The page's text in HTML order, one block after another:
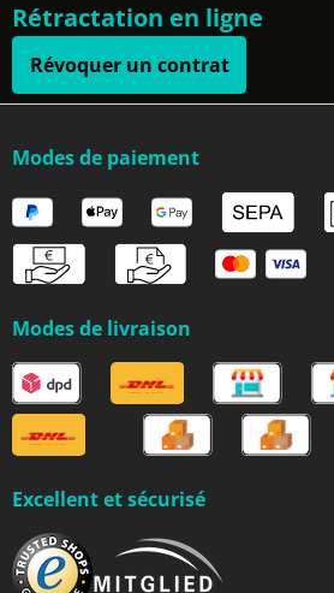
Rétractation en ligne
Révoquer un contrat
Modes de paiement
Modes de livraison
Excellent et sécurisé